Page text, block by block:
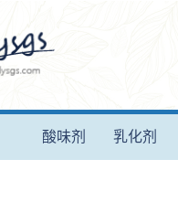
酸味剂 乳化剂